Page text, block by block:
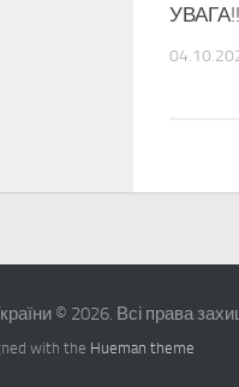
© 2026. Всі права
with the Hueman theme